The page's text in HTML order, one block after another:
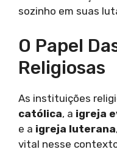
sozinho em suas
O Papel
Religiosas
As instituições
católica, a igreja
e a igreja luterana
vital nesse